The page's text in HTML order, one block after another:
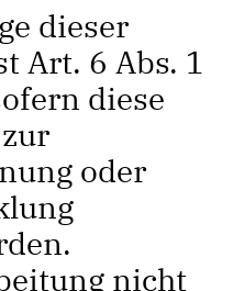
dieser
Art. 6 Abs. 1
diese
oder
nicht